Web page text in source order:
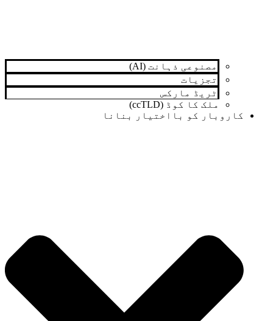
مصنوعی ذہانت (AI)
تجزیات
ٹریڈ مارکس
ملک کا کوڈ (ccTLD)
کاروبار کو بااختیار بنانا